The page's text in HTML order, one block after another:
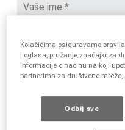
and
surname
Email
*
Kolačićima osiguravamo
i oglasa, pružanje značajki za
Informacije o načinu na koji
partnerima za društvene
Odbij sve